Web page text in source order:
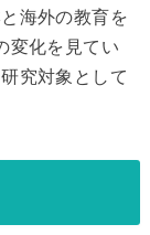
海外の教育を
変化を見てい
究対象として